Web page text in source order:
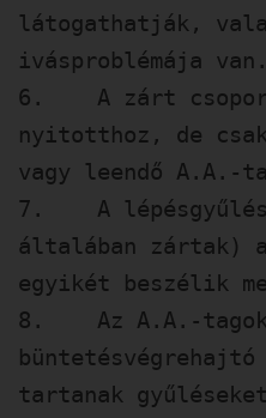
látogathatják,
ivásproblémája van.
6. A zárt
nyitotthoz, de
vagy leendő A.A.-
7. A
általában zártak)
egyikét beszélik
8. Az A.A.-tagok
tartanak